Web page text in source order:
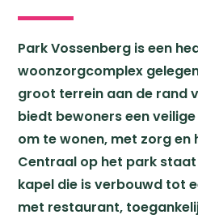
Park Vossenberg is een
woonzorgcomplex
groot terrein aan de rand
biedt bewoners een
om te wonen, met zorg en
Centraal op het park
kapel die is verbouwd tot
met restaurant,